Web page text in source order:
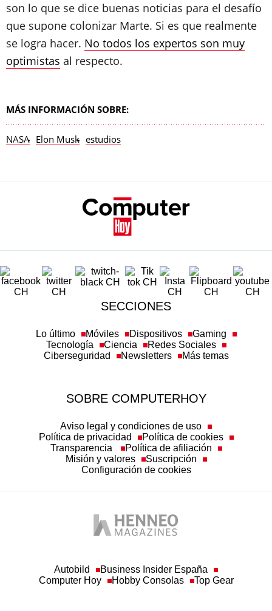
son lo que se dice buenas noticias para el desafío
que supone colonizar Marte. Si es que realmente
se logra hacer. No todos los expertos son muy
optimistas al respecto.
MÁS INFORMACIÓN SOBRE:
NASA Elon Musk estudios
SECCIONES
Lo último Móviles Dispositivos
Gaming
Tecnología
Ciencia
Redes Sociales
Ciberseguridad
Newsletters Más temas
SOBRE COMPUTERHOY
Aviso legal y condiciones de uso
Política de privacidad
Política de cookies
Transparencia
Política de afiliación
Misión y valores
Suscripción
Configuración de cookies
Autobild
Business Insider España
Computer Hoy
Hobby Consolas Top Gear